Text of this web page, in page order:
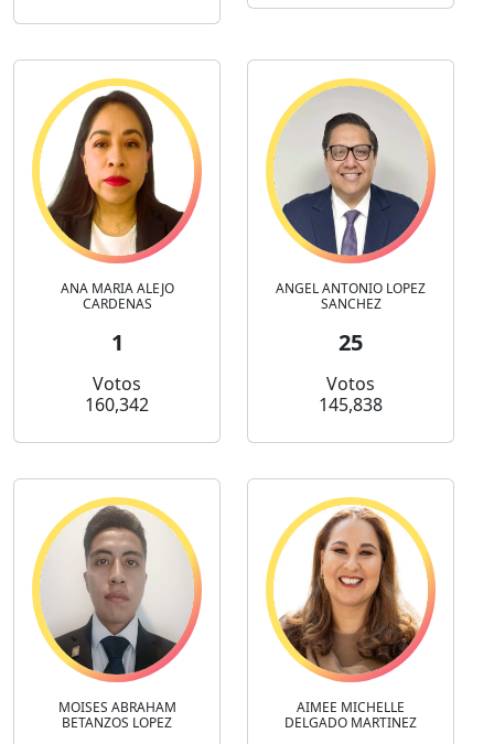
ANA MARIA ALEJO
CARDENAS
1
Votos
160,342
ANGEL ANTONIO LOPEZ
SANCHEZ
25
Votos
145,838
MOISES ABRAHAM
BETANZOS LOPEZ
AIMEE MICHELLE
DELGADO MARTINEZ